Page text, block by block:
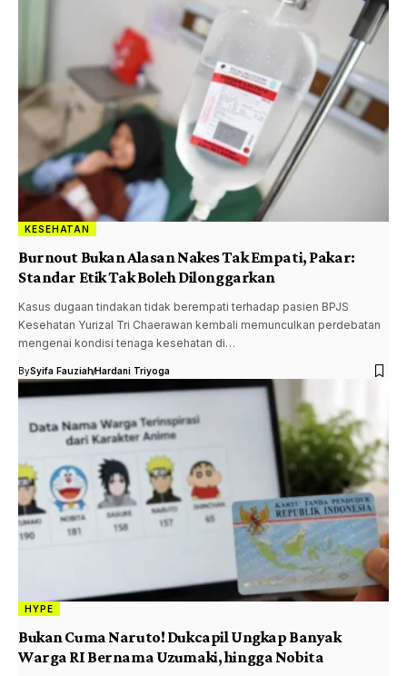
KESEHATAN
Burnout Bukan Alasan Nakes Tak Empati, Pakar:
Standar Etik Tak Boleh Dilonggarkan
Kasus dugaan tindakan tidak berempati terhadap pasien BPJS
Kesehatan Yurizal Tri Chaerawan kembali memunculkan perdebatan
mengenai kondisi tenaga kesehatan di…
BySyifa FauziahHardani Triyoga
HYPE
Bukan Cuma Naruto! Dukcapil Ungkap Banyak
Warga RI Bernama Uzumaki, hingga Nobita